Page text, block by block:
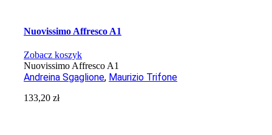
Nuovissimo Affresco A1
Zobacz koszyk
Nuovissimo Affresco A1
Andreina Sgaglione, Maurizio Trifone
133,20zł